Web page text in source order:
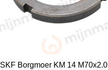
SKF Borgmoer KM 14 M70x2.0